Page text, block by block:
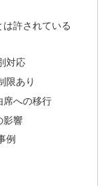
許されている
対応
限あり
への移行
影響
例